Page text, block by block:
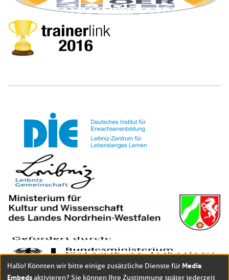
Hallo! Könnten wir bitte einige zusätzliche Dienste für Media
Embedsaktivieren? Sie können Ihre Zustimmung später jederzeit